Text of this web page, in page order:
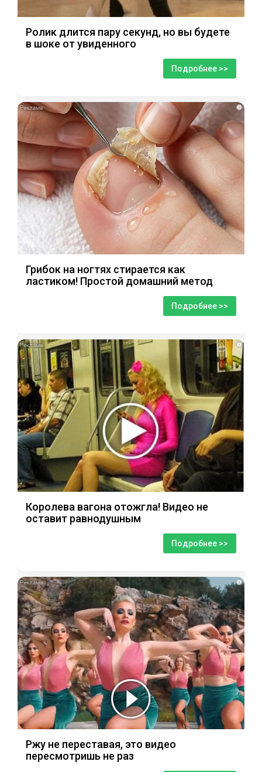
Ролик длится пару секунд, но вы будете
в шоке от увиденного
Подробнее >>
i
Грибок на ногтях стирается как
ластиком! Простой домашний метод
Подробнее >>
i
Королева вагона отожгла! Видео не
оставит равнодушным
Подробнее >>
i
Ржу не переставая, это видео
пересмотришь не раз